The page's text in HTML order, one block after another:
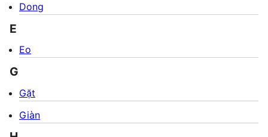
Dong
E
Eo
G
Gặt
Giàn